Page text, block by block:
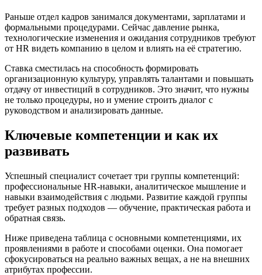
Раньше отдел кадров занимался документами, зарплатами и
формальными процедурами. Сейчас давление рынка,
технологические изменения и ожидания сотрудников требуют
от HR видеть компанию в целом и влиять на её стратегию.
Ставка сместилась на способность формировать
организационную культуру, управлять талантами и повышать
отдачу от инвестиций в сотрудников. Это значит, что нужны
не только процедуры, но и умение строить диалог с
руководством и анализировать данные.
Ключевые компетенции и как их
развивать
Успешный специалист сочетает три группы компетенций:
профессиональные HR-навыки, аналитическое мышление и
навыки взаимодействия с людьми. Развитие каждой группы
требует разных подходов — обучение, практическая работа и
обратная связь.
Ниже приведена таблица с основными компетенциями, их
проявлениями в работе и способами оценки. Она помогает
сфокусироваться на реально важных вещах, а не на внешних
атрибутах профессии.